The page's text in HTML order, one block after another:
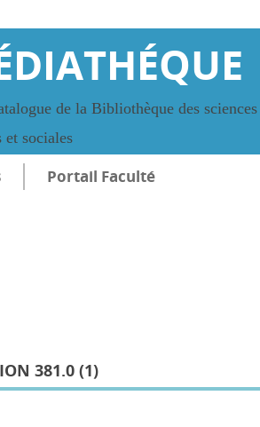
de la Bibliothèque des sciences
et sociales
Portail Faculté
381.0 (1)